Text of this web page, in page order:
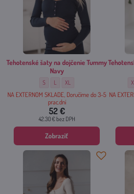
Tehotenské šaty na dojčenie Tummy
Navy
Tehotenské šaty na dojčenie Tummy
S Tehotenské šaty na dojčenie Tummy
L Tehotenské šaty na dojčenie
XL
NA EXTERNOM SKLADE, Doručíme do 3-5
prac.dní
52 €
42.30 €bez DPH
Zobraziť
NA